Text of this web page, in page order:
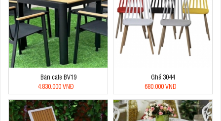
Bàn cafe BV19
4.830.000 VNĐ
Ghế 3044
680.000 VNĐ